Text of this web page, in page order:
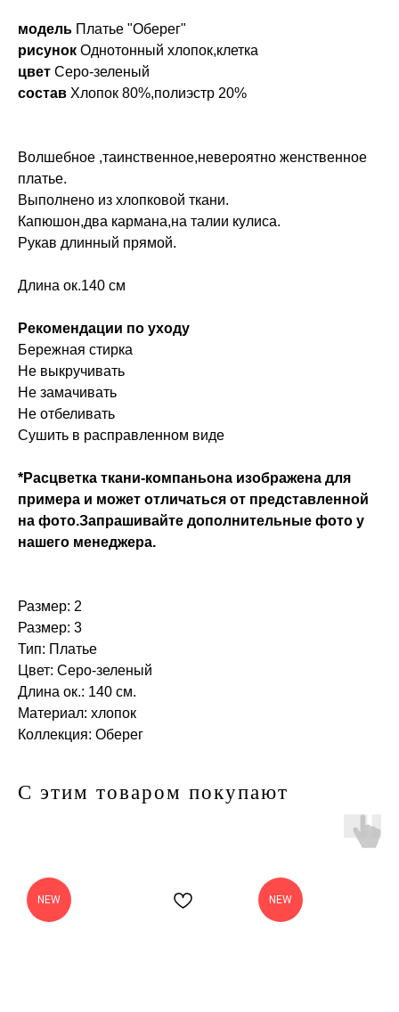
модель Платье "Оберег"
рисунок Однотонный хлопок,клетка
цвет Серо-зеленый
состав Хлопок 80%,полиэстр 20%
Волшебное ,таинственное,невероятно женственное
платье.
Выполнено из хлопковой ткани.
Капюшон,два кармана,на талии кулиса.
Рукав длинный прямой.
Длина ок.140 см
Рекомендации по уходу
Бережная стирка
Не выкручивать
Не замачивать
Не отбеливать
Сушить в расправленном виде
*Расцветка ткани-компаньона изображена для
примера и может отличаться от представленной
на фото.Запрашивайте дополнительные фото у
нашего менеджера.
Размер: 2
Размер: 3
Тип: Платье
Цвет: Серо-зеленый
Длина ок.: 140 см.
Материал: хлопок
Коллекция: Оберег
С этим товаром покупают
NEW NEW